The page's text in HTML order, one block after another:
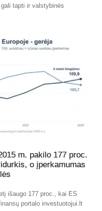
tapti ir valstybinės
m. pakilo 177 proc.
o įperkamumas
išaugo 177 proc., kai ES
portalo investuotojui.lt